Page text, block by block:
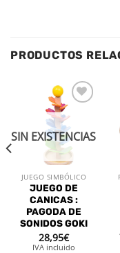
PRODUCTOS
Añadir
lista de
deseos
SIN EXISTENCIAS
JUEGO SIMBÓLICO
JUEGO DE
CANICAS :
PAGODA DE
SONIDOS GOKI
28,95€
IVA incluido